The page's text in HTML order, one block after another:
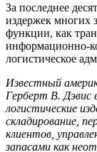
За последнее
издержек многих
функции, как
информационно-
логистическое
Известный
Герберт В. Дэвис
логистические
складирование,
клиентов,
запасами как